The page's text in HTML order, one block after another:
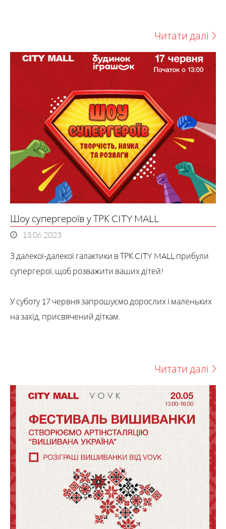
Читати далі
Шоу супергероїв у ТРК CITY MALL
13.06 2023
З далекої-далекої галактики в ТРК CITY MALL прибули
супергерої, щоб розважити ваших дітей!
У суботу 17 червня запрошуємо дорослих і маленьких
на захід, присвячений діткам.
Читати далі